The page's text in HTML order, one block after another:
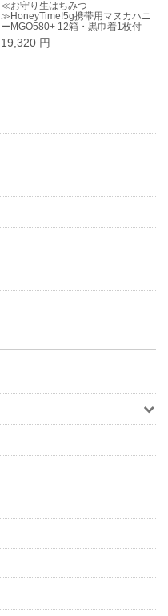
≪お守り生はちみつ
≫HoneyTime!5g携帯用マヌカハニ
ーMGO580+ 12箱・黒巾着1枚付
19,320 円